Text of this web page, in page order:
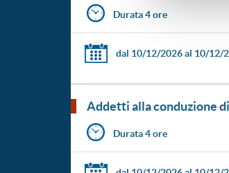
Durata 4 ore
dal 10/12/2026al 10/12/
addetti alla conduzione
Durata 4 ore